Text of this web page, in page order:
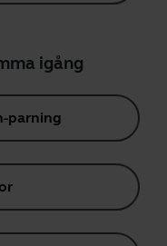
igång
parning